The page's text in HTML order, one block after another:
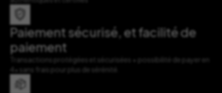
Paiement sécurisé, et facilité de
paiement
Transactions protégées et sécurisées + possibilité de payer en
4x sans frais pour plus de sérénité.